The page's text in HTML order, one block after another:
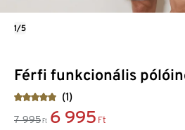
Férfi funkcionális
(1)
7 995 Ft 6 995 Ft
1/5